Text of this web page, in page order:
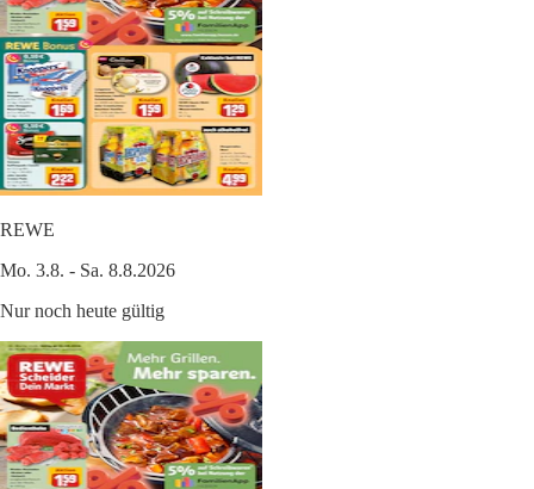
REWE
Mo. 3.8. - Sa. 8.8.2026
Nur noch heute gültig